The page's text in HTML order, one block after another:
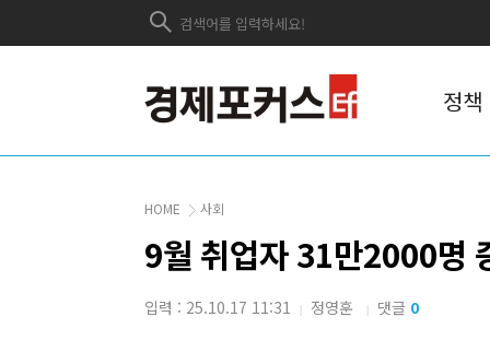
정책
HOME 사회
9월 취업자 31만2000명
입력 : 25.10.17 11:31 | 정영훈 | 댓글 0